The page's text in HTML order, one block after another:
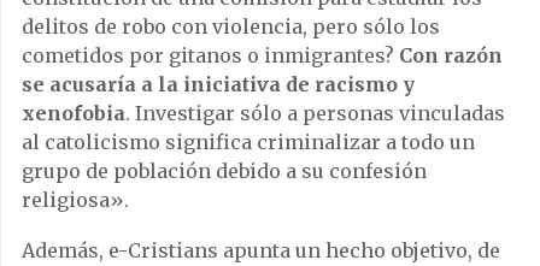
delitos de robo con violencia, pero sólo los
cometidos por gitanos o inmigrantes? Con razón
se acusaría a la iniciativa de racismo y
xenofobia. Investigar sólo a personas vinculadas
al catolicismo significa criminalizar a todo un
grupo de población debido a su confesión
religiosa».
Además, e-Cristians apunta un hecho objetivo, de